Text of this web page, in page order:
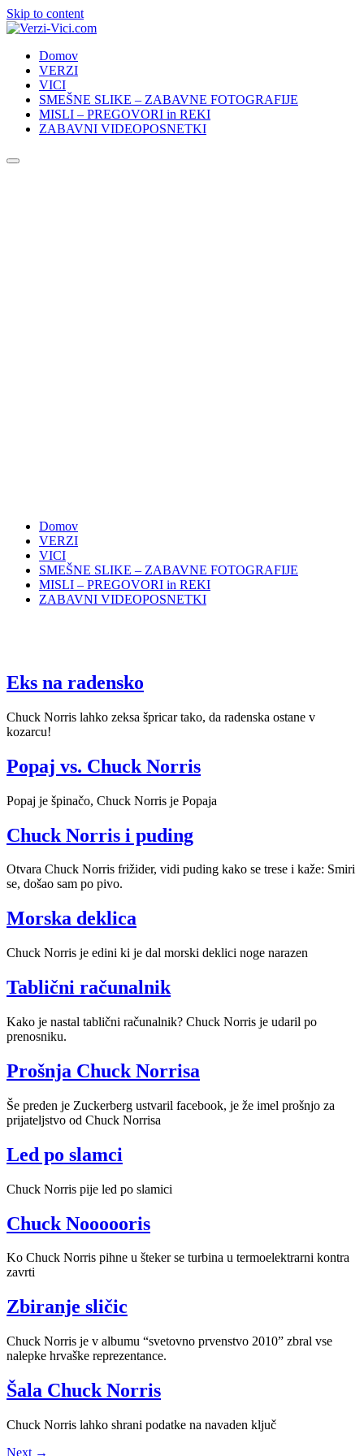
Skip to content
Domov
VERZI
VICI
SMEŠNE SLIKE – ZABAVNE FOTOGRAFIJE
MISLI – PREGOVORI in REKI
ZABAVNI VIDEOPOSNETKI
Domov
VERZI
VICI
SMEŠNE SLIKE – ZABAVNE FOTOGRAFIJE
MISLI – PREGOVORI in REKI
ZABAVNI VIDEOPOSNETKI
Eks na radensko
Chuck Norris lahko zeksa špricar tako, da radenska ostane v
kozarcu!
Popaj vs. Chuck Norris
Popaj je špinačo, Chuck Norris je Popaja
Chuck Norris i puding
Otvara Chuck Norris frižider, vidi puding kako se trese i kaže: Smiri
se, došao sam po pivo.
Morska deklica
Chuck Norris je edini ki je dal morski deklici noge narazen
Tablični računalnik
Kako je nastal tablični računalnik? Chuck Norris je udaril po
prenosniku.
Prošnja Chuck Norrisa
Še preden je Zuckerberg ustvaril facebook, je že imel prošnjo za
prijateljstvo od Chuck Norrisa
Led po slamci
Chuck Norris pije led po slamici
Chuck Noooooris
Ko Chuck Norris pihne u šteker se turbina u termoelektrarni kontra
zavrti
Zbiranje sličic
Chuck Norris je v albumu “svetovno prvenstvo 2010” zbral vse
nalepke hrvaške reprezentance.
Šala Chuck Norris
Chuck Norris lahko shrani podatke na navaden ključ
Next →